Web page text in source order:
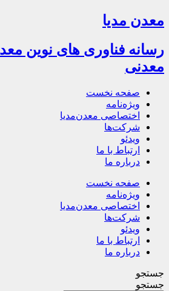
معدن مدیا
رسانه فناوری های نوین
معدنی
صفحه نخست
ویژه‌نامه
اختصاصی معدن‌مدیا
شرکت‌ها
ویدئو
ارتباط با ما
درباره ما
صفحه نخست
ویژه‌نامه
اختصاصی معدن‌مدیا
شرکت‌ها
ویدئو
ارتباط با ما
درباره ما
جستجو
جستجو